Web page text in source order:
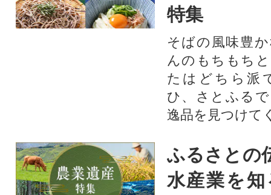
特集
そばの風味豊
んのもちもち
たはどちら派
ひ、さとふる
逸品を見つけて
ふるさとの
水産業を